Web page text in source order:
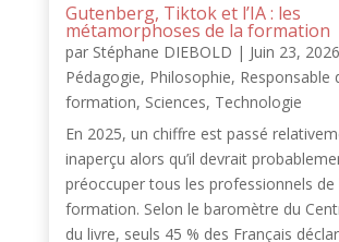
Gutenberg, Tiktok et l’IA : les
métamorphoses de la formation
par Stéphane DIEBOLD | Juin 23, 2026
Pédagogie, Philosophie, Responsable
formation, Sciences, Technologie
En 2025, un chiffre est passé
inaperçu alors qu’il devrait
préoccuper tous les professionnels de
formation. Selon le baromètre du
du livre, seuls 45 % des Français